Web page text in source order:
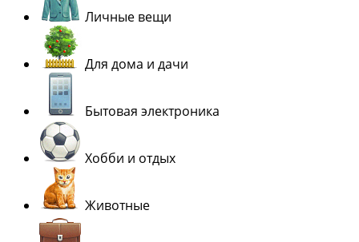
Личные вещи
Для дома и дачи
Бытовая электроника
Хобби и отдых
Животные